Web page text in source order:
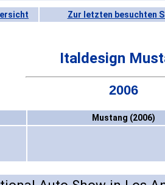
Zur letzten besuchten
Italdesign
2006
Mustang (2006)